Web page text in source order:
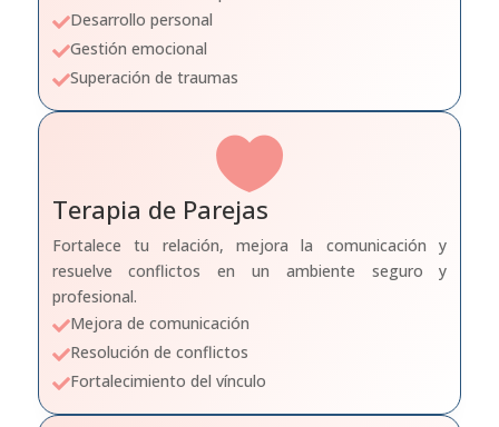
Desarrollo personal
Gestión emocional
Superación de traumas

Terapia de Parejas
Fortalece tu relación, mejora la comunicación y
resuelve conflictos en un ambiente seguro y
profesional.
Mejora de comunicación
Resolución de conflictos
Fortalecimiento del vínculo